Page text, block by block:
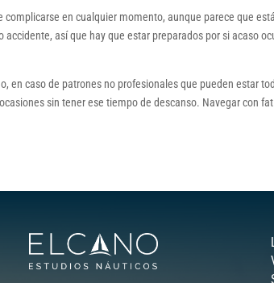
complicarse en cualquier momento, aunque parece que está
así que hay que estar preparados por si acaso
en caso de patrones no profesionales que pueden estar
sin tener ese tiempo de descanso. Navegar con